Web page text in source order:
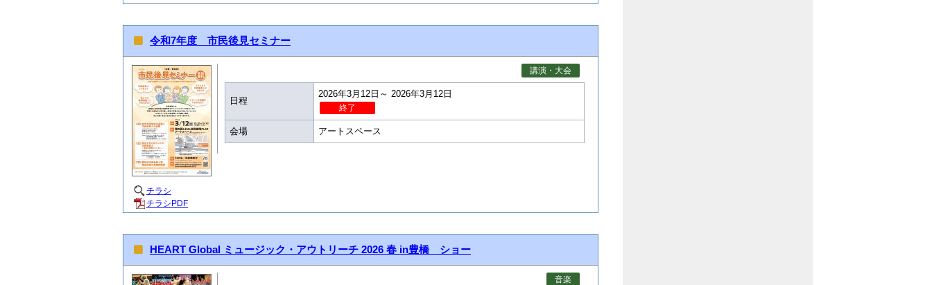
令和7年度 市民後見セミナー
チラシ
チラシPDF
講演・大会
日程
2026年3月12日～ 2026年3月12日
終了
会場 アートスペース
HEART Global ミュージック・アウトリーチ 2026 春 in豊橋 ショー
音楽